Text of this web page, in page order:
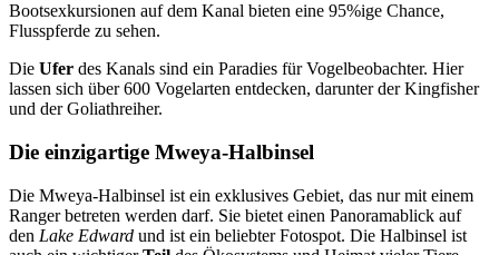
Bootsexkursionen auf dem Kanal bieten eine 95%ige Chance,
Flusspferde zu sehen.
Die Ufer des Kanals sind ein Paradies für Vogelbeobachter. Hier
lassen sich über 600 Vogelarten entdecken, darunter der Kingfisher
und der Goliathreiher.
Die einzigartige Mweya-Halbinsel
Die Mweya-Halbinsel ist ein exklusives Gebiet, das nur mit einem
Ranger betreten werden darf. Sie bietet einen Panoramablick auf
den Lake Edward und ist ein beliebter Fotospot. Die Halbinsel ist